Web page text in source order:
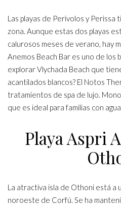
Las playas de Perivolos y Perissa
zona. Aunque estas dos playas
calurosos meses de verano, hay
Anemos Beach Bar es uno de los
explorar Vlychada Beach que
acantilados blancos? El Notos
tratamientos de spa de lujo.
que es ideal para familias con
Playa Aspri
La atractiva isla de Othoni está a
noroeste de Corfú. Se ha